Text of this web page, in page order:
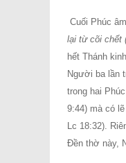
Cuối Phúc
lại từ cõi chết
hết Thánh
Người ba lần
trong hai
9:44) mà có
Lc 18:32).
Ðền thờ này,